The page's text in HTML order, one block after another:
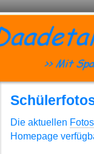
Die aktuellen
Homepage